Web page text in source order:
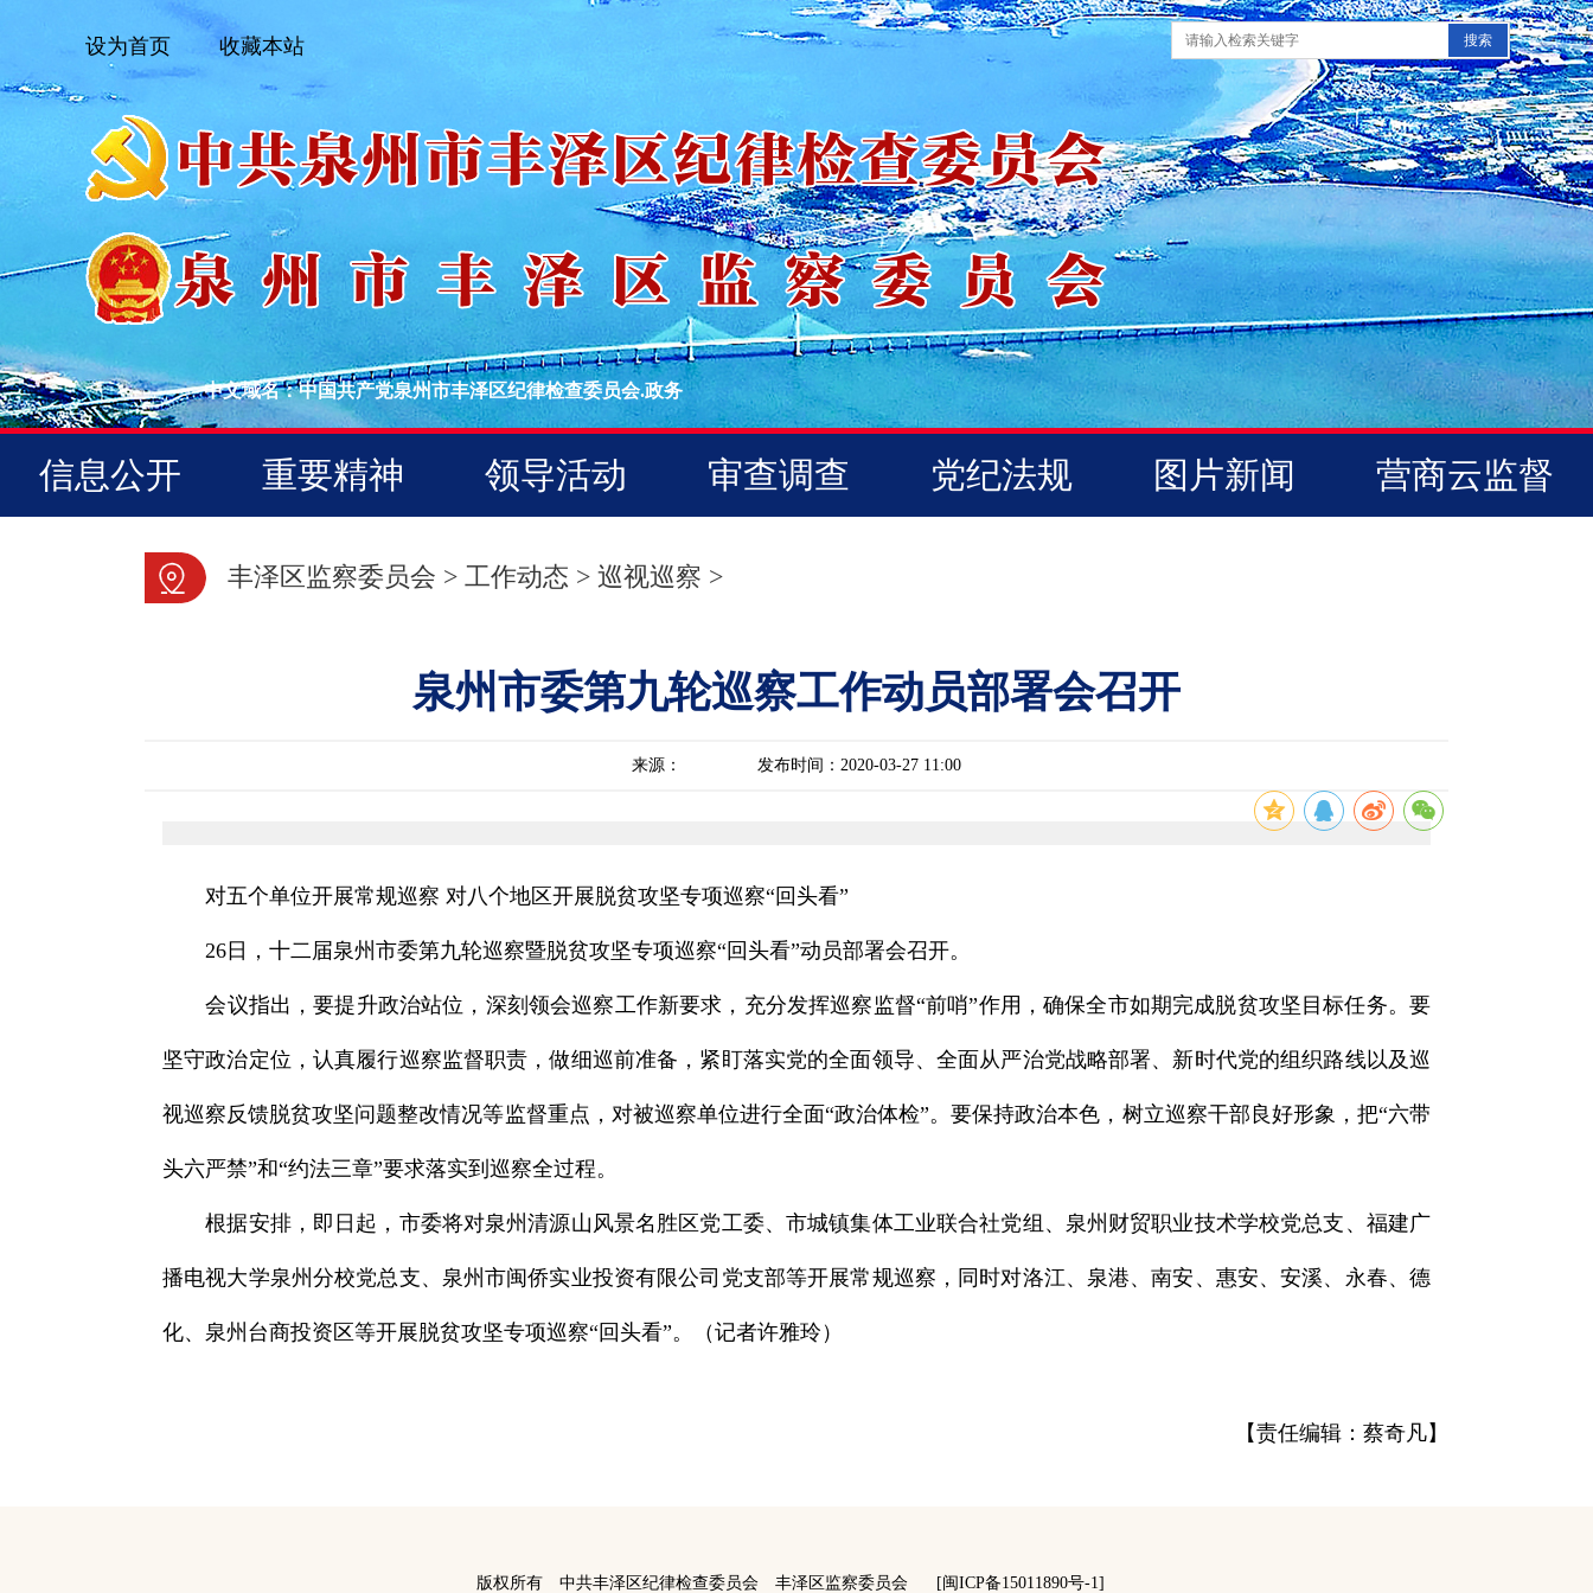
设为首页 收藏本站
中文域名：中国共产党泉州市丰泽区纪律检查委员会.政务
信息公开 重要精神 领导活动 审查调查 党纪法规 图片新闻 营商云监督
丰泽区监察委员会 > 工作动态 > 巡视巡察 >
泉州市委第九轮巡察工作动员部署会召开
来源： 发布时间：2020-03-27 11:00
对五个单位开展常规巡察 对八个地区开展脱贫攻坚专项巡察“回头看”
26日，十二届泉州市委第九轮巡察暨脱贫攻坚专项巡察“回头看”动员部署会召开。
会议指出，要提升政治站位，深刻领会巡察工作新要求，充分发挥巡察监督“前哨”作用，确保全市如期完成脱贫攻坚目标任务。要
坚守政治定位，认真履行巡察监督职责，做细巡前准备，紧盯落实党的全面领导、全面从严治党战略部署、新时代党的组织路线以及巡
视巡察反馈脱贫攻坚问题整改情况等监督重点，对被巡察单位进行全面“政治体检”。要保持政治本色，树立巡察干部良好形象，把“六带
头六严禁”和“约法三章”要求落实到巡察全过程。
根据安排，即日起，市委将对泉州清源山风景名胜区党工委、市城镇集体工业联合社党组、泉州财贸职业技术学校党总支、福建广
播电视大学泉州分校党总支、泉州市闽侨实业投资有限公司党支部等开展常规巡察，同时对洛江、泉港、南安、惠安、安溪、永春、德
化、泉州台商投资区等开展脱贫攻坚专项巡察“回头看”。（记者许雅玲）
【责任编辑：蔡奇凡】
版权所有 中共丰泽区纪律检查委员会 丰泽区监察委员会 [闽ICP备15011890号-1]